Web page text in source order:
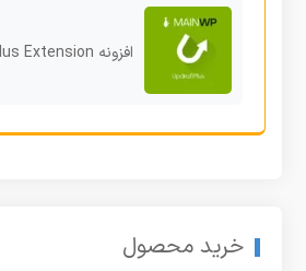
افزونه MainWP Updraft Plus Extension پشتیبان‌گیری و محافظت از وردپرس
خرید محصول